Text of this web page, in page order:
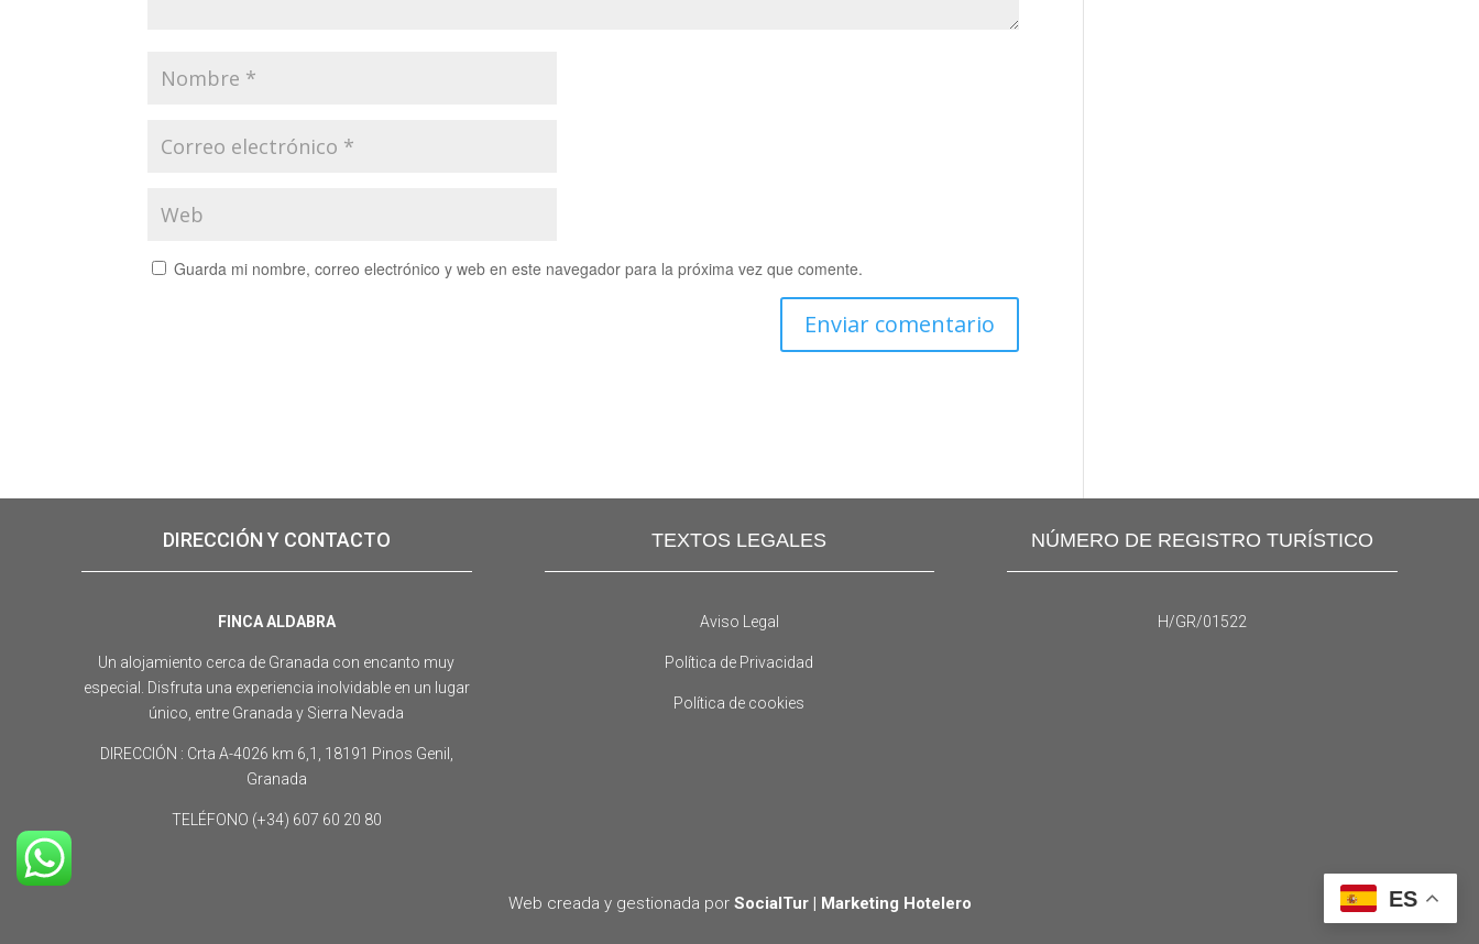
Guarda mi nombre, correo electrónico y web en este navegador para la próxima vez que comente.
DIRECCIÓN Y CONTACTO
FINCA ALDABRA
Un alojamiento cerca de Granada con encanto muy
especial. Disfruta una experiencia inolvidable en un lugar
único, entre Granada y Sierra Nevada
DIRECCIÓN : Crta A-4026 km 6,1, 18191 Pinos Genil,
Granada
TELÉFONO (+34) 607 60 20 80
TEXTOS LEGALES
Aviso Legal
Política de Privacidad
Política de cookies
NÚMERO DE REGISTRO TURÍSTICO
H/GR/01522
Web creada y gestionada por SocialTur | Marketing Hotelero ES